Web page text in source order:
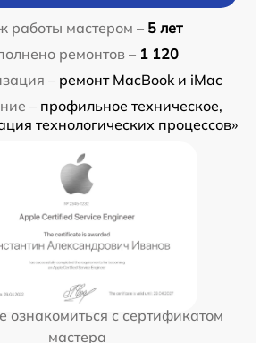
работы мастером – 5 лет
ремонтов – 1 120
– ремонт MacBook и iMac
– профильное техническое,
технологических процессов»
ознакомиться с сертификатом
мастера